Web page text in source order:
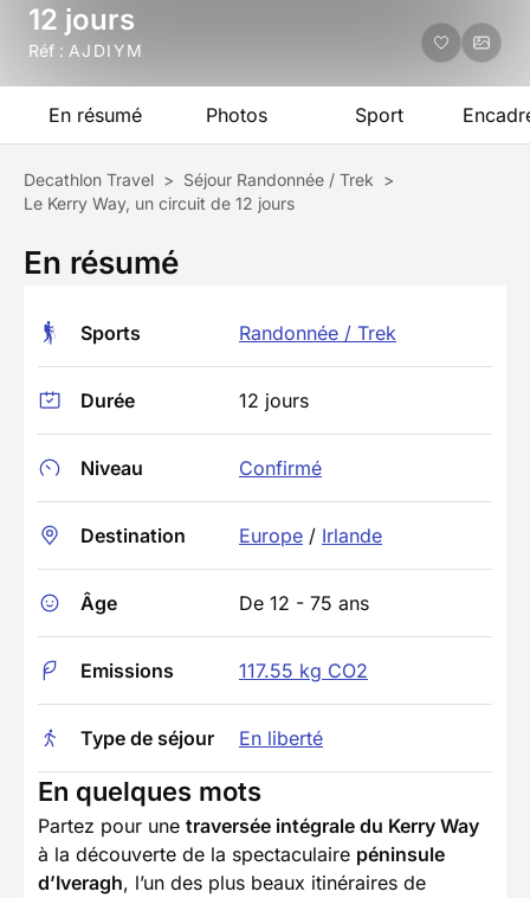
12 jours
Réf : AJDIYM
En résumé Photos Sport
Decathlon Travel > Séjour Randonnée / Trek >
Le Kerry Way, un circuit de 12 jours
En résumé
Sports Randonnée / Trek
Durée 12 jours
Niveau Confirmé
Destination Europe / Irlande
Âge De 12 - 75 ans
Emissions 117.55 kg CO2
Type de séjour En liberté
En quelques mots
Partez pour une traversée intégrale du Kerry Way
à la découverte de la spectaculaire péninsule
d’Iveragh, l’un des plus beaux itinéraires de